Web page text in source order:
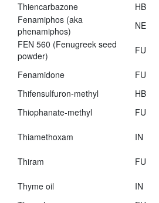
Thiencarbazone
HB
Fenamiphos (aka
phenamiphos)
NE
FEN 560 (Fenugreek seed
powder)
FU
Fenamidone FU
Thifensulfuron-methyl
HB
Thiophanate-methyl
FU
Thiamethoxam
IN
Thiram
FU
Thyme oil
IN